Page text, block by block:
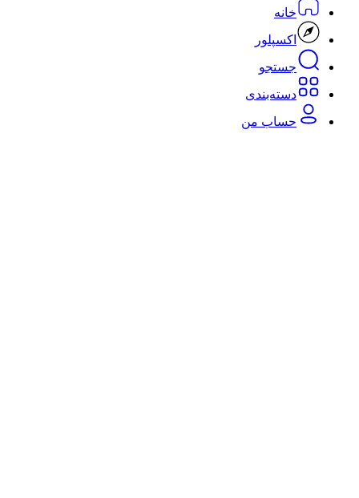
خانه
اکسپلور
جستجو
دسته‌بندی‌
حساب من